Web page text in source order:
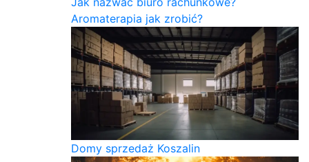
Aromaterapia jak zrobić?
Domy sprzedaż Koszalin